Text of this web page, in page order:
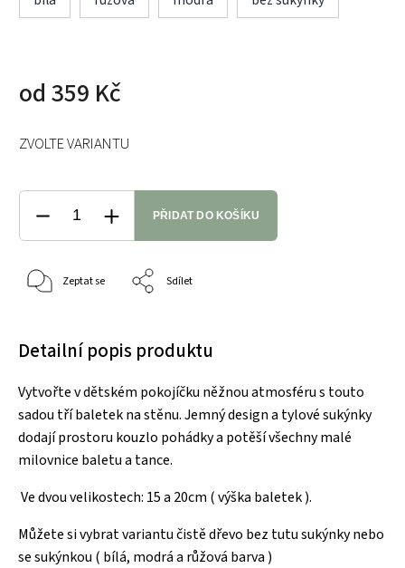
od 359 Kč
ZVOLTE VARIANTU
PŘIDAT DO KOŠÍKU
Zeptat se Sdílet
Detailní popis produktu
Vytvořte v dětském pokojíčku něžnou atmosféru s touto
sadou tří baletek na stěnu. Jemný design a tylové sukýnky
dodají prostoru kouzlo pohádky a potěší všechny malé
milovnice baletu a tance.
Ve dvou velikostech: 15 a 20cm ( výška baletek ).
Můžete si vybrat variantu čistě dřevo bez tutu sukýnky nebo
se sukýnkou ( bílá, modrá a růžová barva )